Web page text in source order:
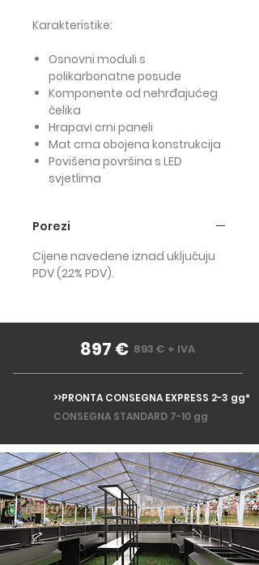
Karakteristike:
Osnovni moduli s
polikarbonatne posude
Komponente od nehrđajućeg
čelika
Hrapavi crni paneli
Mat crna obojena konstrukcija
Povišena površina s LED
svjetlima
Porezi
Cijene navedene iznad uključuju
PDV (22% PDV).
897 € 893 € + IVA
>>PRONTA CONSEGNA EXPRESS 2-3 gg*
CONSEGNA STANDARD 7-10 gg